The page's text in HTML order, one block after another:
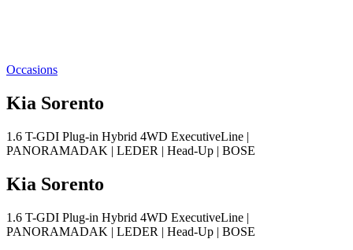
Occasions
Kia Sorento
1.6 T-GDI Plug-in Hybrid 4WD ExecutiveLine |
PANORAMADAK | LEDER | Head-Up | BOSE
Kia Sorento
1.6 T-GDI Plug-in Hybrid 4WD ExecutiveLine |
PANORAMADAK | LEDER | Head-Up | BOSE